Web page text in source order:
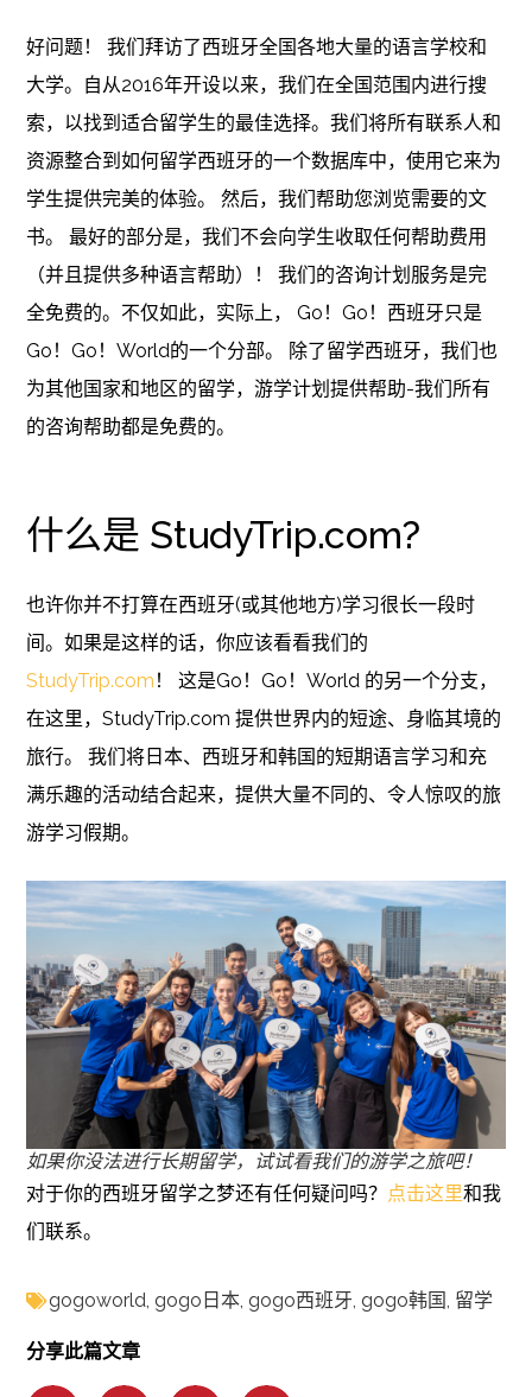
好问题！ 我们拜访了西班牙全国各地大量的语言学校和
大学。自从2016年开设以来，我们在全国范围内进行搜
索，以找到适合留学生的最佳选择。我们将所有联系人和
资源整合到如何留学西班牙的一个数据库中，使用它来为
学生提供完美的体验。 然后，我们帮助您浏览需要的文
书。 最好的部分是，我们不会向学生收取任何帮助费用
（并且提供多种语言帮助）！ 我们的咨询计划服务是完
全免费的。不仅如此，实际上， Go！Go！西班牙只是
Go！Go！World的一个分部。 除了留学西班牙，我们也
为其他国家和地区的留学，游学计划提供帮助-我们所有
的咨询帮助都是免费的。
什么是 StudyTrip.com?
也许你并不打算在西班牙(或其他地方)学习很长一段时
间。如果是这样的话，你应该看看我们的
StudyTrip.com ！ 这是Go！Go！World 的另一个分支，
在这里，StudyTrip.com 提供世界内的短途、身临其境的
旅行。 我们将日本、西班牙和韩国的短期语言学习和充
满乐趣的活动结合起来，提供大量不同的、令人惊叹的旅
游学习假期。
如果你没法进行长期留学，试试看我们的游学之旅吧！
对于你的西班牙留学之梦还有任何疑问吗？ 点击这里和我
们联系。
gogoworld,gogo日本,gogo西班牙,gogo韩国, 留学
分享此篇文章